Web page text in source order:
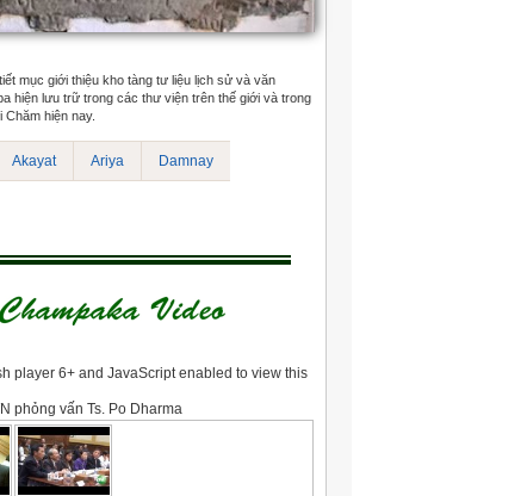
mục giới thiệu kho tàng tư liệu lịch sử và văn
hiện lưu trữ trong các thư viện trên thế giới và trong
hiện nay.
Akayat Ariya Damnay
player 6+ and JavaScript enabled to view this
phỏng vấn Ts. Po Dharma